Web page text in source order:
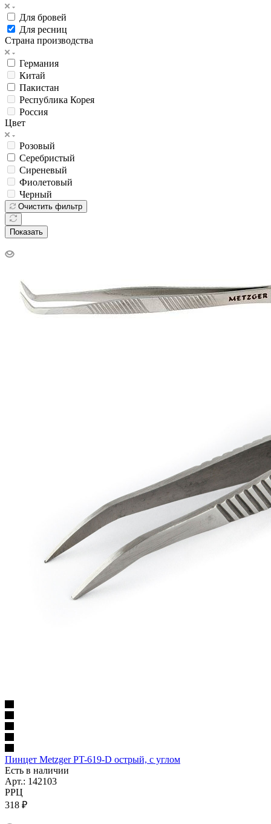
Для бровей
Для ресниц
Страна производства
Германия
Китай
Пакистан
Республика Корея
Россия
Цвет
Розовый
Серебристый
Сиреневый
Фиолетовый
Черный
Очистить фильтр
Показать
Пинцет Metzger PT-619-D острый, с углом
Есть в наличии
Арт.: 142103
РРЦ
318 ₽